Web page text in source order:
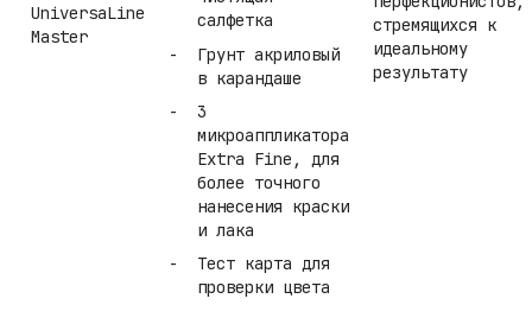
UniversaLine
Master
салфетка
Грунт акриловый
в карандаше
3
микроаппликатора
Extra Fine, для
более точного
нанесения краски
и лака
Тест карта для
проверки цвета
стремящихся к
идеальному
результату